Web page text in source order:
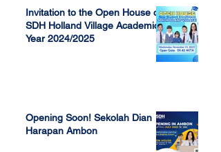
Invitation to the Open House of
SDH Holland Village Academic
Year 2024/2025
Opening Soon! Sekolah Dian
Harapan Ambon